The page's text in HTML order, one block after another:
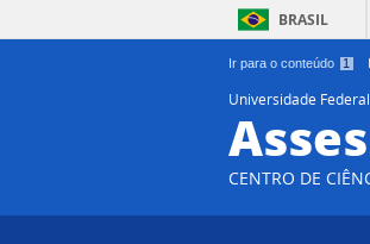
Ir para o conteúdo 1
BRASIL
Universidade
CENTRO DE